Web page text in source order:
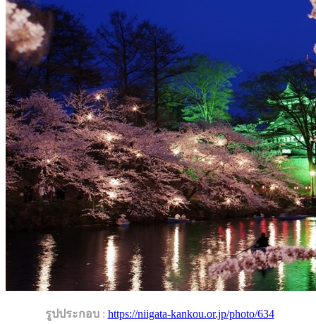
รูปประกอบ: https://niigata-kankou.or.jp/photo/634